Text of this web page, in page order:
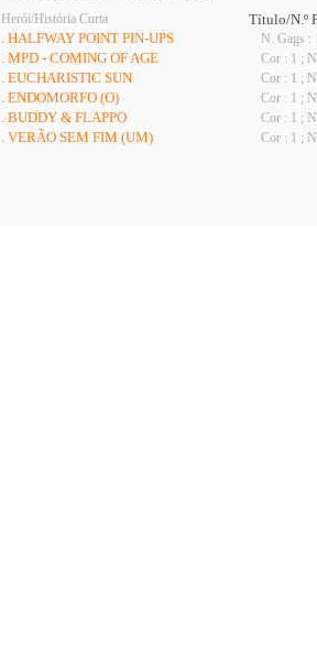
Herói/História Curta
Título/N.º
. HALFWAY POINT PIN-UPS
N. Gags :
. MPD - COMING OF AGE Cor : 1 ;
. EUCHARISTIC SUN Cor : 1 ;
. ENDOMORFO (O) Cor : 1 ;
. BUDDY & FLAPPO Cor : 1 ;
. VERÃO SEM FIM (UM) Cor : 1 ;